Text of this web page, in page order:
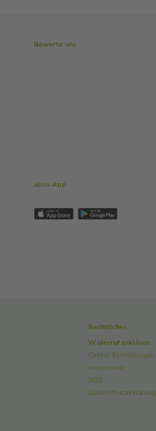
Bewerte uns
aliva App
Rechtliches
Widerruf erklären
Cookie-Einstellungen
Impressum
AGB
Datenschutzerklärung